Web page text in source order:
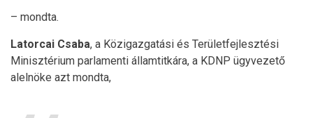
– mondta.
Latorcai Csaba, a Közigazgatási és Területfejlesztési
Minisztérium parlamenti államtitkára, a KDNP ügyvezető
alelnöke azt mondta,